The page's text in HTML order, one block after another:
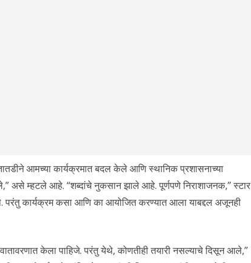
आमच्या कार्यक्रमात बदल केले आणि स्थानिक प्रशासनाच्या
असे म्हटले आहे. “शब्दांचे नुकसान झाले आहे. पूर्णपणे निराशाजनक,” स्टार
परंतु कार्यक्रम कसा आणि का आयोजित करण्यात आला याबद्दल अजूनही
केला पाहिजे. परंतु येथे, कोणतीही तयारी नसल्याचे दिसून आले,”